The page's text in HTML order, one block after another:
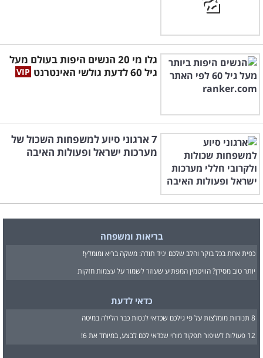
גלו מי 20 הנשים היפות בעולם מעל
גיל 60 לדעת גולשי האינטרנט
7 ארגוני סיוע למשפחות השכול של
מערכות ישראל ופעולות האיבה
בריאות ומשפחה
כפית אחת בכל בוקר והלב שלכם יגיד תודה: משקה בריא ומומלץ!
יותר טוב מסידן? הוויטמין המפתיע שעוזר לשמור על עצמות חזקות
כדאי לדעת
8 תנוחות מומלצות על פי גילכם שכדאי לנסות כבר הלילה במיטה
12 פעולות לשיפור תפקוד מוחי שכדאי לכם לבצע, במיוחד את 6!